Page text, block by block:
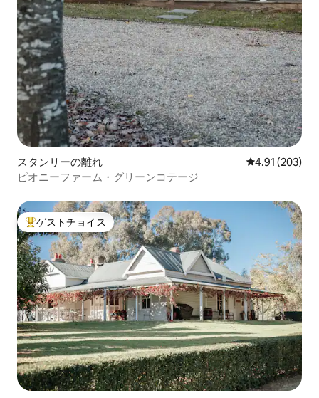
スタンリーの離れ レビュー203
4.91 (203)
ピオニーファーム・グリーンコテージ
大好評のゲストチョイスです。
ゲストチョイス